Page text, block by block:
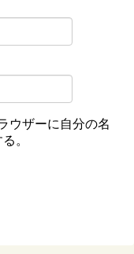
ウザーに自分の名
。